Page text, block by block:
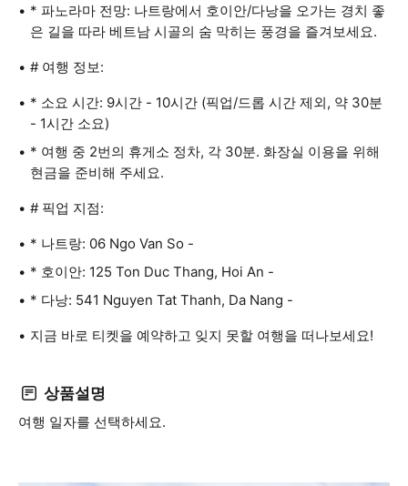
* 파노라마 전망: 나트랑에서 호이안/다낭을 오가는 경치 좋
은 길을 따라 베트남 시골의 숨 막히는 풍경을 즐겨보세요.
# 여행 정보:
* 소요 시간: 9시간 - 10시간 (픽업/드롭 시간 제외, 약 30분
- 1시간 소요)
* 여행 중 2번의 휴게소 정차, 각 30분. 화장실 이용을 위해
현금을 준비해 주세요.
# 픽업 지점:
* 나트랑: 06 Ngo Van So -
* 호이안: 125 Ton Duc Thang, Hoi An -
* 다낭: 541 Nguyen Tat Thanh, Da Nang -
지금 바로 티켓을 예약하고 잊지 못할 여행을 떠나보세요!
상품설명
여행 일자를 선택하세요.